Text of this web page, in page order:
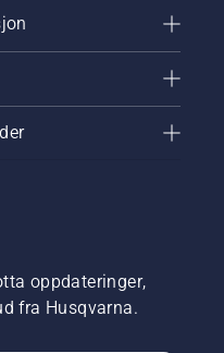
oppdateringer,
fra Husqvarna.